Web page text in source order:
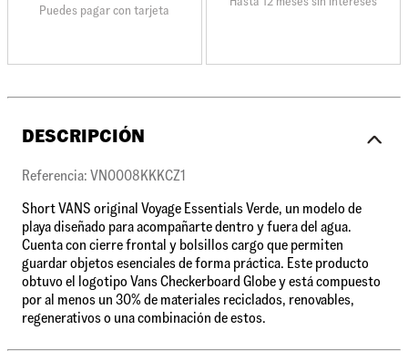
Puedes pagar con tarjeta
DESCRIPCIÓN
Referencia: VN0008KKKCZ1
Short VANS original Voyage Essentials Verde, un modelo de
playa diseñado para acompañarte dentro y fuera del agua.
Cuenta con cierre frontal y bolsillos cargo que permiten
guardar objetos esenciales de forma práctica. Este producto
obtuvo el logotipo Vans Checkerboard Globe y está compuesto
por al menos un 30% de materiales reciclados, renovables,
regenerativos o una combinación de estos.